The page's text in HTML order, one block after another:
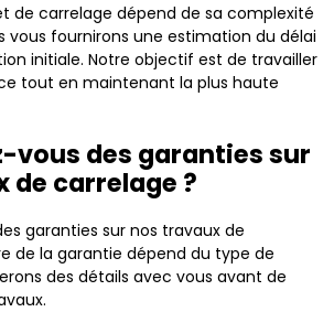
de carrelage dépend de sa complexité
vous fournirons une estimation du délai
initiale. Notre objectif est de travailler
tout en maintenant la plus haute
vous des garanties sur
de carrelage ?
garanties sur nos travaux de
de la garantie dépend du type de
des détails avec vous avant de